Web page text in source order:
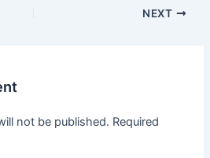
NEXT
not be published. Required